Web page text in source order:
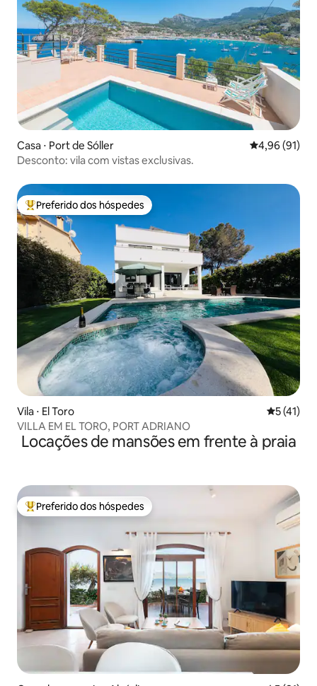
Casa ⋅ Port de Sóller 4,96 de uma
4,96 (91)
Desconto: vila com vistas exclusivas.
Entre os melhores preferidos dos hóspedes
Preferido dos hóspedes
Vila ⋅ El Toro 5 de uma
5 (41)
VILLA EM EL TORO, PORT ADRIANO
Locações de mansões em frente à praia
Entre os melhores preferidos dos hóspedes
Preferido dos hóspedes